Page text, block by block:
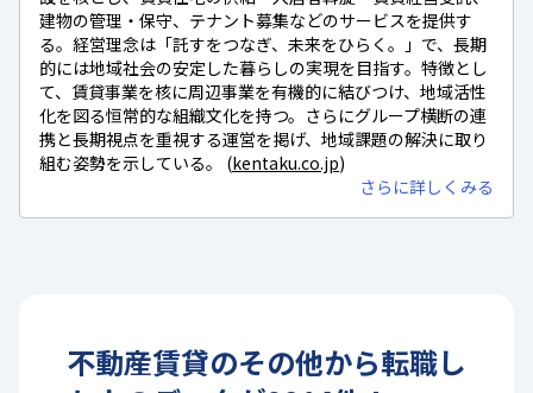
建物の管理・保守、テナント募集などのサービスを提供す
る。経営理念は「託すをつなぎ、未来をひらく。」で、長期
的には地域社会の安定した暮らしの実現を目指す。特徴とし
て、賃貸事業を核に周辺事業を有機的に結びつけ、地域活性
化を図る恒常的な組織文化を持つ。さらにグループ横断の連
携と長期視点を重視する運営を掲げ、地域課題の解決に取り
組む姿勢を示している。 (kentaku.co.jp)
さらに詳しくみる
不動産賃貸のその他から転職し